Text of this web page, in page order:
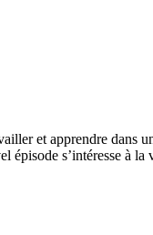
et apprendre dans
épisode s’intéresse à